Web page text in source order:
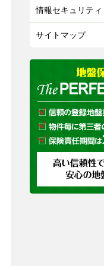
情報セキュリティ
サイトマップ